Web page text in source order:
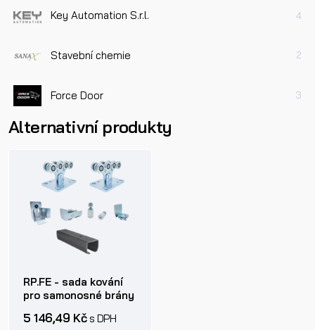
Key Automation S.r.l. 4
Stavební chemie 2
Force Door 3
Alternativní produkty
RP.FE - sada kování
pro samonosné brány
5 146,49 Kčs DPH